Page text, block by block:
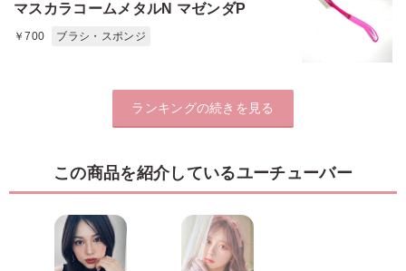
マスカラコームメタルN マゼンダP
￥700 ブラシ・スポンジ
ランキングの続きを見る
この商品を紹介しているユーチューバー